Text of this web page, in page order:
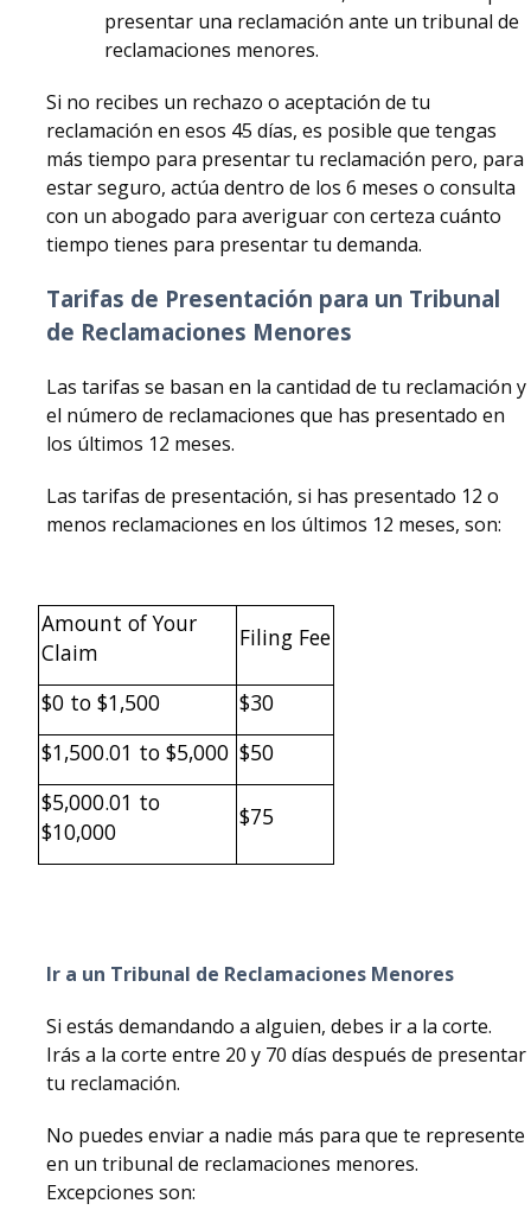
presentar una reclamación ante un tribunal de
reclamaciones menores.
Si no recibes un rechazo o aceptación de tu
reclamación en esos 45 días, es posible que tengas
más tiempo para presentar tu reclamación pero, para
estar seguro, actúa dentro de los 6 meses o consulta
con un abogado para averiguar con certeza cuánto
tiempo tienes para presentar tu demanda.
Tarifas de Presentación para un Tribunal
de Reclamaciones Menores
Las tarifas se basan en la cantidad de tu reclamación y
el número de reclamaciones que has presentado en
los últimos 12 meses.
Las tarifas de presentación, si has presentado 12 o
menos reclamaciones en los últimos 12 meses, son:
Amount of Your
Claim
Filing Fee
$0 to $1,500
$30
$1,500.01 to $5,000 $50
$5,000.01 to
$10,000
$75
Ir a un Tribunal de Reclamaciones Menores
Si estás demandando a alguien, debes ir a la corte.
Irás a la corte entre 20 y 70 días después de presentar
tu reclamación.
No puedes enviar a nadie más para que te represente
en un tribunal de reclamaciones menores.
Excepciones son: